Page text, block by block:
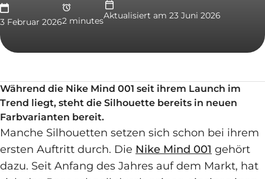
3 Februar 20262 minutesAktualisiert am 23 Juni 2026
Während die Nike Mind 001 seit ihrem Launch im
Trend liegt, steht die Silhouette bereits in neuen
Farbvarianten bereit.
Manche Silhouetten setzen sich schon bei ihrem
ersten Auftritt durch. Die Nike Mind 001 gehört
dazu. Seit Anfang des Jahres auf dem Markt, hat